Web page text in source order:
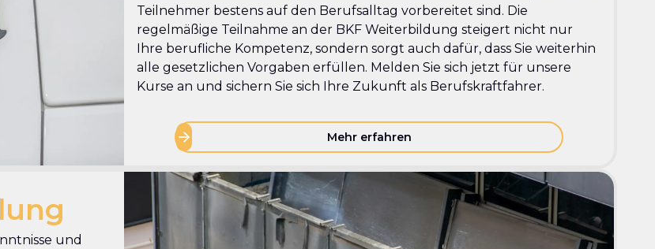
Teilnehmer bestens auf den Berufsalltag vorbereitet sind. Die
regelmäßige Teilnahme an der BKF Weiterbildung steigert nicht nur
Ihre berufliche Kompetenz, sondern sorgt auch dafür, dass Sie weiterhin
alle gesetzlichen Vorgaben erfüllen. Melden Sie sich jetzt für unsere
Kurse an und sichern Sie sich Ihre Zukunft als Berufskraftfahrer.
Mehr erfahren
und